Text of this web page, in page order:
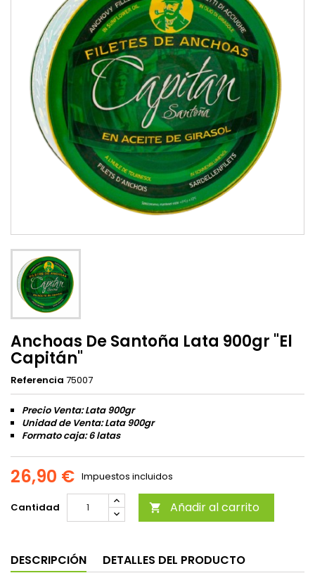
Anchoas De Santoña Lata 900gr "El
Capitán"
Referencia 75007
Precio Venta: Lata 900gr
Unidad de Venta: Lata 900gr
Formato caja:6 latas
26,90 € Impuestos incluidos
Cantidad  Añadir al carrito
DESCRIPCIÓN DETALLES DEL PRODUCTO